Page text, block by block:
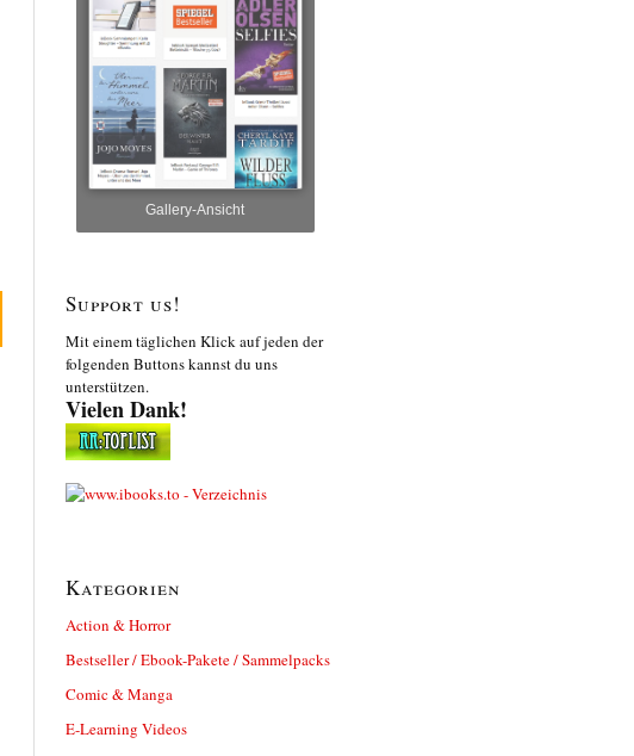
Gallery-Ansicht
Support us!
Mit einem täglichen Klick auf jeden der
folgenden Buttons kannst du uns
unterstützen.
Vielen Dank!
Kategorien
Action & Horror
Bestseller / Ebook-Pakete / Sammelpacks
Comic & Manga
E-Learning Videos